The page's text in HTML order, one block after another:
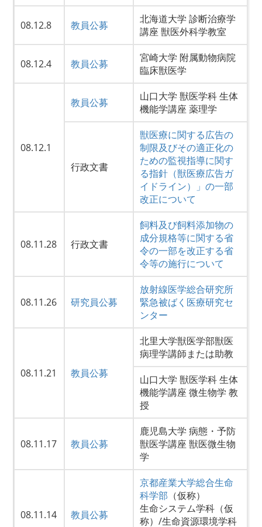
08.12.8 教員公募
北海道大学 診断治療学
講座 獣医外科学教室
08.12.4 教員公募
宮崎大学 附属動物病院
臨床獣医学
08.12.1
教員公募
山口大学 獣医学科 生体
機能学講座 薬理学
行政文書
獣医療に関する広告の
制限及びその適正化の
ための監視指導に関す
る指針（獣医療広告ガ
イドライン）」の一部
改正について
08.11.28 行政文書
飼料及び飼料添加物の
成分規格等に関する省
令の一部を改正する省
令等の施行について
08.11.26 研究員公募
放射線医学総合研究所
緊急被ばく医療研究セ
ンター
08.11.21 教員公募
北里大学獣医学部獣医
病理学講師または助教
山口大学 獣医学科 生体
機能学講座 微生物学 教
授
08.11.17 教員公募
鹿児島大学 病態・予防
獣医学講座 獣医微生物
学
08.11.14 教員公募
京都産業大学総合生命
科学部 （仮称）
生命システム学科（仮
称）/生命資源環境学科